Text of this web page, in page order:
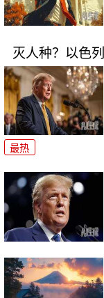
灭人种？以色
最热